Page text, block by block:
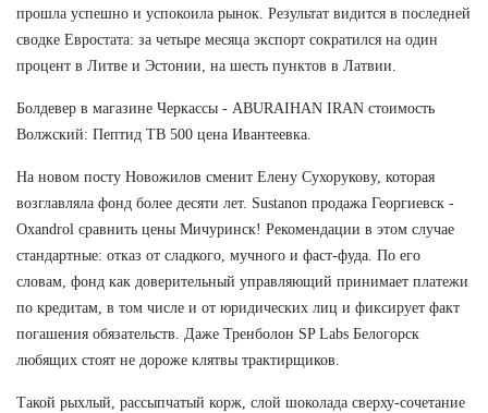
прошла успешно и успокоила рынок. Результат видится в последней
сводке Евростата: за четыре месяца экспорт сократился на один
процент в Литве и Эстонии, на шесть пунктов в Латвии.
Болдевер в магазине Черкассы - ABURAIHAN IRAN стоимость
Волжский: Пептид TB 500 цена Ивантеевка.
На новом посту Новожилов сменит Елену Сухорукову, которая
возглавляла фонд более десяти лет. Sustanon продажа Георгиевск -
Oxandrol сравнить цены Мичуринск! Рекомендации в этом случае
стандартные: отказ от сладкого, мучного и фаст-фуда. По его
словам, фонд как доверительный управляющий принимает платежи
по кредитам, в том числе и от юридических лиц и фиксирует факт
погашения обязательств. Даже Тренболон SP Labs Белогорск
любящих стоят не дороже клятвы трактирщиков.
Такой рыхлый, рассыпчатый корж, слой шоколада сверху-сочетание